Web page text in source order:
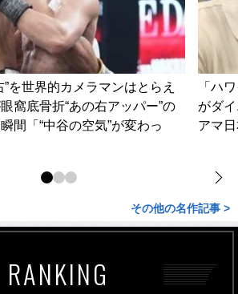
を世界的カメラマンはとらえ
窩底骨折“あの右アッパー”の
間「“中谷の空気”が変わっ
「ハ
がダ
アマ
その他の名作記事 >
RANKING